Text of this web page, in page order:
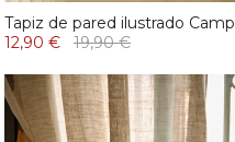
Tapiz de pared ilustrado Camp
12,90 €
19,90 €